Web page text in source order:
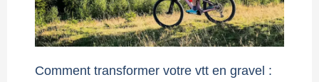
Comment transformer votre vtt en gravel :